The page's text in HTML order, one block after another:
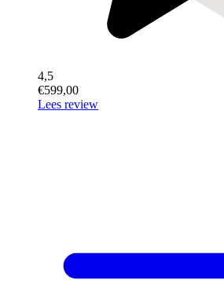
4,5
€599,00
Lees review